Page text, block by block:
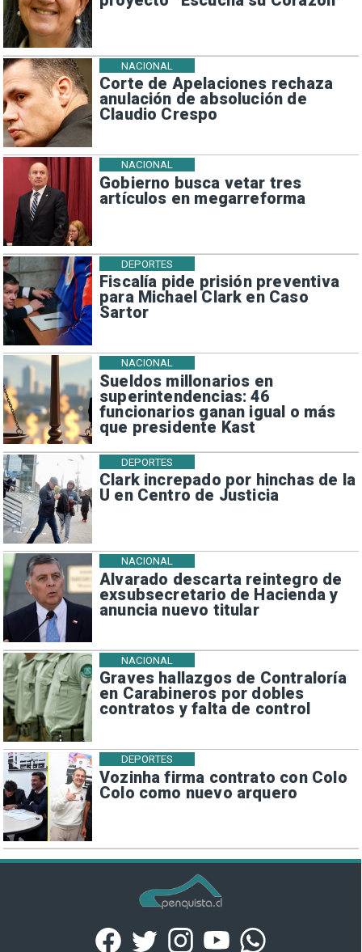
Corte de Apelaciones rechaza
anulación de absolución de
Claudio Crespo
NACIONAL
Gobierno busca vetar tres
artículos en megarreforma
NACIONAL
Fiscalía pide prisión preventiva
para Michael Clark en Caso
Sartor
DEPORTES
Sueldos millonarios en
superintendencias: 46
funcionarios ganan igual o más
que presidente Kast
NACIONAL
Clark increpado por hinchas de la
U en Centro de Justicia
DEPORTES
Alvarado descarta reintegro de
exsubsecretario de Hacienda y
anuncia nuevo titular
NACIONAL
Graves hallazgos de Contraloría
en Carabineros por dobles
contratos y falta de control
NACIONAL
Vozinha firma contrato con Colo
Colo como nuevo arquero
DEPORTES